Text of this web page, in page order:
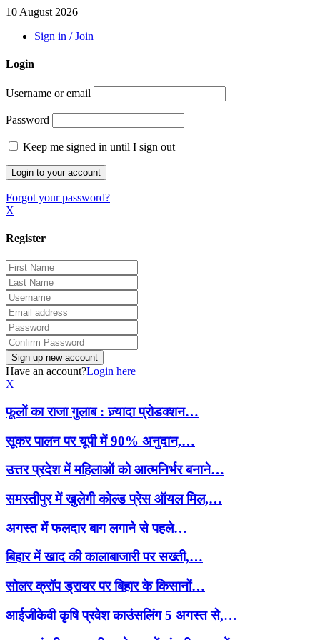
10 August 2026
Sign in / Join
Login
Username or email
Password
Keep me signed in until I sign out
Forgot your password?
X
Register
Have an account?Login here
X
फूलों का राजा गुलाब : ज़्यादा प्रोडक्शन…
सूकर पालन पर यूपी में 90% अनुदान,…
उत्तर प्रदेश में महिलाओं को आत्मनिर्भर बनाने…
समस्तीपुर में खुलेगी कोल्ड प्रेस ऑयल मिल,…
अगस्त में फलदार बाग लगाने से पहले…
बिहार में खाद की कालाबाजारी पर सख्ती,…
सोलर क्रॉप ड्रायर पर बिहार के किसानों…
आईजीकेवी कृषि प्रवेश काउंसलिंग 5 अगस्त से,…